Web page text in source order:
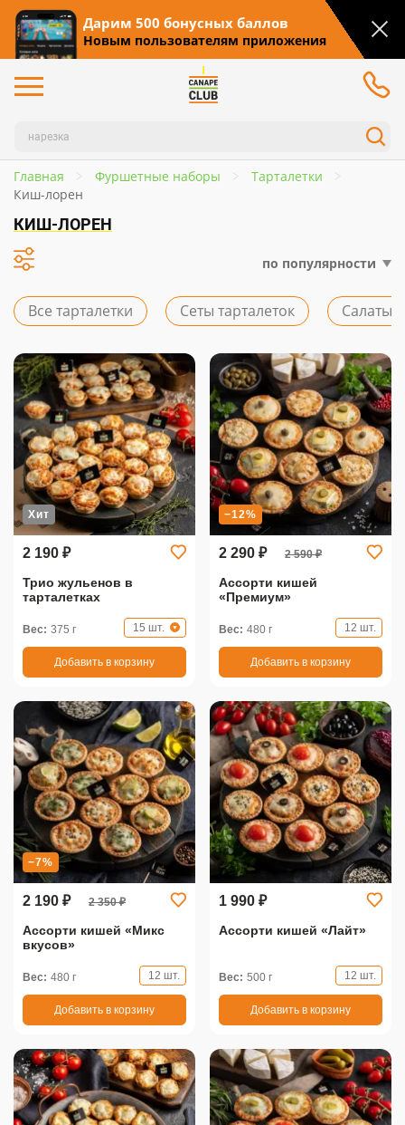
Дарим 500 бонусных баллов
Новым пользователям приложения
Главная Фуршетные наборы
Тарталетки
Киш-лорен
КИШ-ЛОРЕН
по популярности
Все тарталетки Сеты тарталеток Салаты
Хит
2 190 ₽
Трио жульенов в
тарталетках
Вес: 375 г 15 шт.
Добавить в корзину
−12%
2 290 ₽ 2 590 ₽
Ассорти кишей
«Премиум»
Вес: 480 г 12 шт.
Добавить в корзину
−7%
2 190 ₽ 2 350 ₽
Ассорти кишей «Микс
вкусов»
Вес: 480 г 12 шт.
Добавить в корзину
1 990 ₽
Ассорти кишей «Лайт»
Вес: 500 г 12 шт.
Добавить в корзину